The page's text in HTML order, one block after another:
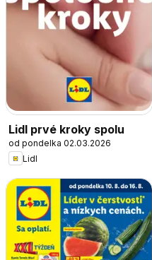
Lidl prvé kroky spolu
od pondelka 02.03.2026
Lidl